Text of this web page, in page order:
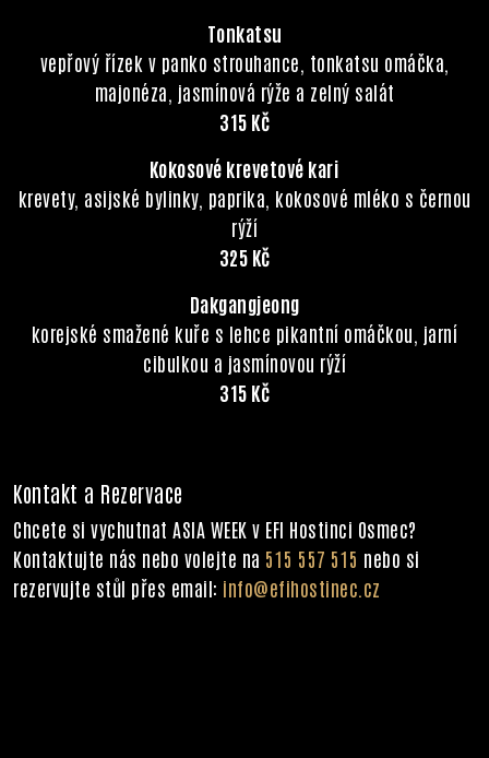
Tonkatsu
vepřový řízek v panko strouhance, tonkatsu omáčka,
majonéza, jasmínová rýže a zelný salát
315 Kč
Kokosové krevetové kari
krevety, asijské bylinky, paprika, kokosové mléko s černou
rýží
325 Kč
Dakgangjeong
korejské smažené kuře s lehce pikantní omáčkou, jarní
cibulkou a jasmínovou rýží
315 Kč
Kontakt a Rezervace
Chcete si vychutnat ASIA WEEK v EFI Hostinci Osmec?
Kontaktujte nás nebo volejte na 515 557 515 nebo si
rezervujte stůl přes email: info@efihostinec.cz